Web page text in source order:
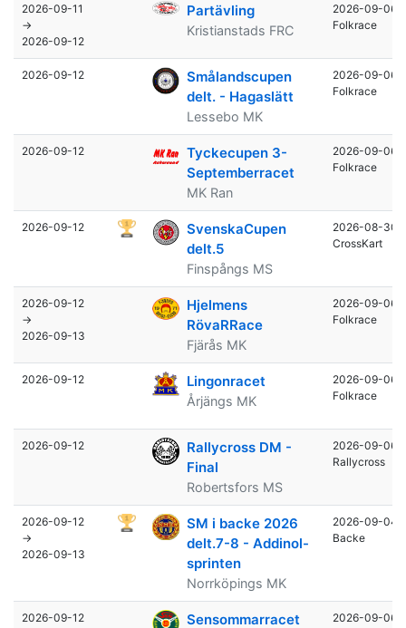
2026-09-11
→
2026-09-12
Partävling
Kristianstads FRC
2026-09-06
Folkrace
2026-09-12
Smålandscupen
delt. - Hagaslätt
Lessebo MK
2026-09-06
Folkrace
2026-09-12
Tyckecupen 3-
Septemberracet
MK Ran
2026-09-06
Folkrace
2026-09-12
SvenskaCupen
delt.5
Finspångs MS
2026-08-30
CrossKart
2026-09-12
→
2026-09-13
Hjelmens
RövaRRace
Fjärås MK
2026-09-06
Folkrace
2026-09-12 Lingonracet
Årjängs MK
2026-09-06
Folkrace
2026-09-12
Rallycross DM -
Final
Robertsfors MS
2026-09-06
Rallycross
2026-09-12
→
2026-09-13
SM i backe 2026
delt.7-8 - Addinol-
sprinten
Norrköpings MK
2026-09-04
Backe
2026-09-12 Sensommarracet
2026-09-06